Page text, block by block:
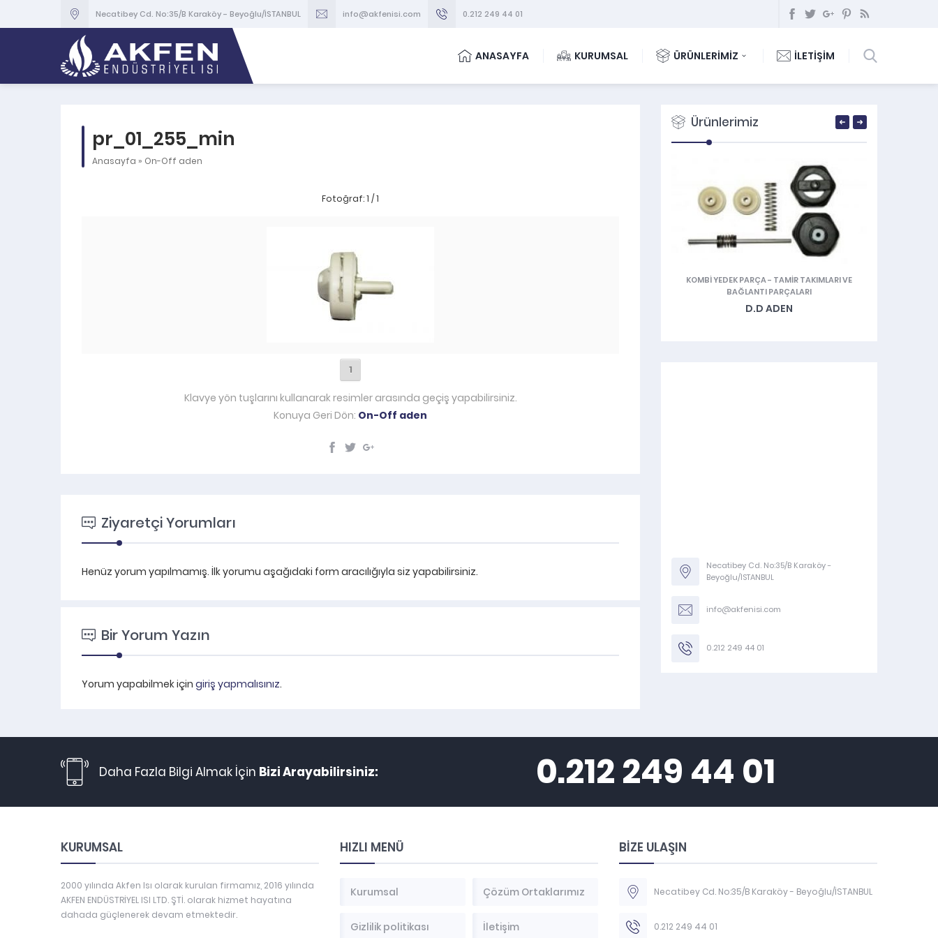
Necatibey Cd. No:35/B Karaköy - Beyoğlu/İSTANBUL info@akfenisi.com 0.212 249 44 01
ANASAYFA KURUMSAL ÜRÜNLERİMİZ İLETİŞİM
pr_01_255_min
Anasayfa » On-Off aden
Fotoğraf: 1 / 1
1
Klavye yön tuşlarını kullanarak resimler arasında geçiş yapabilirsiniz.
Konuya Geri Dön: On-Off aden
Ziyaretçi Yorumları
Henüz yorum yapılmamış. İlk yorumu aşağıdaki form aracılığıyla siz yapabilirsiniz.
Bir Yorum Yazın
Yorum yapabilmek için giriş yapmalısınız.
Ürünlerimiz
KOMBİ YEDEK PARÇA- TAMIR TAKIMLARI VE
BAĞLANTI PARÇALARI
D.D ADEN
Necatibey Cd. No:35/B Karaköy -
Beyoğlu/İSTANBUL
info@akfenisi.com
0.212 249 44 01
Daha Fazla Bilgi Almak İçin Bizi Arayabilirsiniz: 0.212 249 44 01
KURUMSAL
2000 yılında Akfen Isı olarak kurulan firmamız, 2016 yılında
AKFEN ENDÜSTRİYEL ISI LTD. ŞTİ. olarak hizmet hayatına
dahada güçlenerek devam etmektedir.
HIZLI MENÜ
Kurumsal Çözüm Ortaklarımız
Gizlilik politikası İletişim
BİZE ULAŞIN
Necatibey Cd. No:35/B Karaköy - Beyoğlu/İSTANBUL
0.212 249 44 01